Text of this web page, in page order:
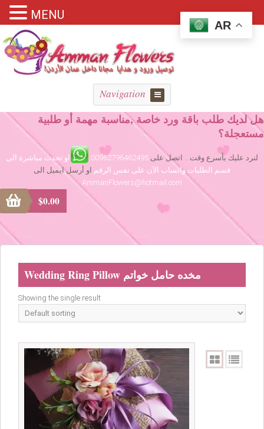
Navigation
هل لديك طلب باقة ورد خاصة ,مناسبة مهمة أو طلبية
مستعجلة؟
لنرد عليك بأسرع وقت... اتصل على 00962796462495
او تحدث مباشرة الى
قسم الطلبات واتساب الآن على نفس الرقم او أرسل ايميل الى
AmmanFlowers@hotmail.com
$0.00
Wedding Ring Pillow مخده حامل خواتم
Showing the single result
AR
MENU